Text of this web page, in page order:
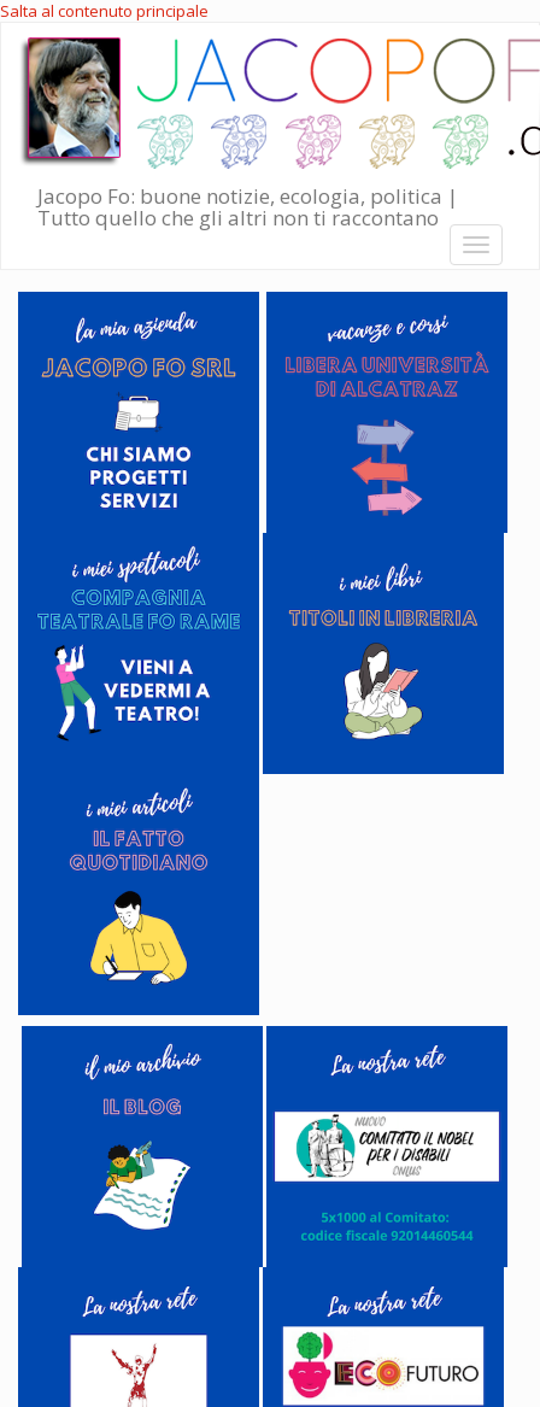
Salta al contenuto principale
Jacopo Fo: buone notizie, ecologia, politica |
Tutto quello che gli altri non ti raccontano
Toggle